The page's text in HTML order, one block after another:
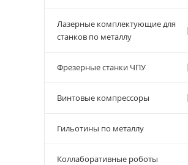
Лазерные комплектующие для
станков по металлу
Фрезерные станки ЧПУ
Винтовые компрессоры
Гильотины по металлу
Коллаборативные роботы